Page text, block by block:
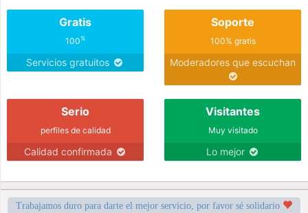
Gratis
100%
Servicios gratuitos
Soporte
100% gratis
Moderadores que escuchan
Serio
perfiles de calidad
Calidad confirmada
Visitantes
Muy visitado
Lo mejor
Trabajamos duro para darte el mejor servicio, por favor sé solidario